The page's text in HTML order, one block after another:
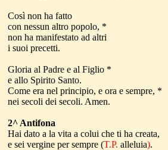
Così non ha fatto
con nessun altro popolo, *
non ha manifestato ad altri
i suoi precetti.
Gloria al Padre e al Figlio *
e allo Spirito Santo.
Come era nel principio, e ora e sempre, *
nei secoli dei secoli. Amen.
2^ Antifona
Hai dato a la vita a colui che ti ha creata,
e sei vergine per sempre (T.P. alleluia).